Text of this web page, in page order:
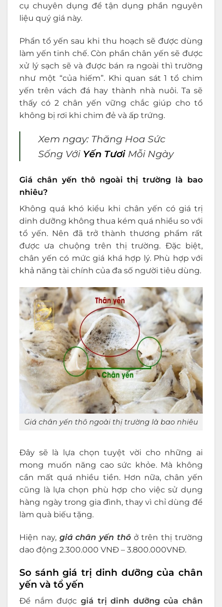
cụ chuyên dụng để tận dụng phần nguyên
liệu quý giá này.
Phẩn tổ yến sau khi thu hoạch sẽ được dùng
làm yến tinh chế. Còn phần chân yến sẽ được
xử lý sạch sẽ và được bán ra ngoài thì trường
như một “của hiếm”. Khi quan sát 1 tổ chim
yến trên vách đá hay thành nhà nuôi. Ta sẽ
thấy có 2 chân yến vững chắc giúp cho tổ
không bị rơi khi chim đẻ và ấp trứng.
Xem ngay: Thăng Hoa Sức
Sống Với Yến Tươi Mỗi Ngày
Giá chân yến thô ngoài thị trường là bao
nhiêu?
Không quá khó kiểu khi chân yến có giá trị
dinh dưỡng không thua kém quá nhiều so với
tổ yến. Nên đã trở thành thương phẩm rất
được ưa chuộng trên thị trường. Đặc biệt,
chân yến có mức giá khá hợp lý. Phù hợp với
khả năng tài chính của đa số người tiêu dùng.
Giá chân yến thô ngoài thị trường là bao nhiêu
Đây sẽ là lựa chọn tuyệt vời cho những ai
mong muốn năng cao sức khỏe. Mà không
cần mất quá nhiều tiền. Hơn nữa, chân yến
cũng là lựa chọn phù hợp cho việc sử dụng
hàng ngày trong gia đình, thay vì chỉ dùng để
làm quà biếu tặng.
Hiện nay, giá chân yến thôở trên thị trường
dao động 2.300.000 VNĐ – 3.800.000VNĐ.
So sánh giá trị dinh dưỡng của chân
yến và tổ yến
Để nắm được giá trị dinh dưỡng của chân